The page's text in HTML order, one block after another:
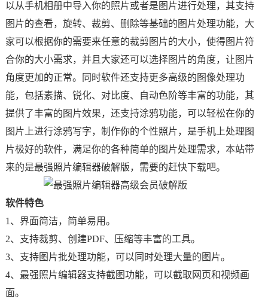
以从手机相册中导入你的照片或者是图片进行处理，其支持
图片的查看，旋转、裁剪、删除等基础的图片处理功能，大
家可以根据你的需要来任意的裁剪图片的大小，使得图片符
合你的大小需求，并且大家还可以选择图片的角度，让图片
角度更加的正常。同时软件还支持更多高级的图像处理功
能，包括素描、锐化、对比度、自动色阶等丰富的功能，其
提供了丰富的图片效果，还支持涂鸦功能，可以轻松在你的
图片上进行涂鸦写字，制作你的个性照片，是手机上处理图
片极好的软件，满足你的各种简单的图片处理需求，本站带
来的是最强照片编辑器破解版，需要的赶快下载吧。
软件特色
1、界面简洁，简单易用。
2、支持裁剪、创建PDF、压缩等丰富的工具。
3、支持图片批处理功能，可以同时处理大量的图片。
4、最强照片编辑器支持截图功能，可以截取网页和视频画
面。